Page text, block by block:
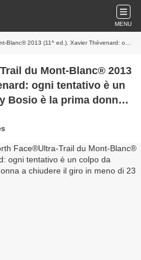
MENU
tentativo è un colpo da maestro. Rory Bosio è la prima donna a chiudere il giro in meno di 23 ore
du Mont-Blanc® 2013
ogni tentativo è un
Bosio è la prima donna
di 23 ore